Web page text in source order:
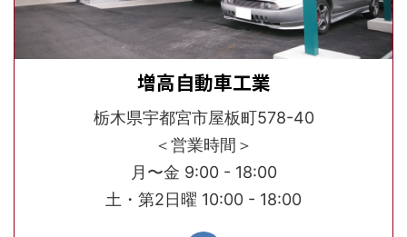
増高自動車工業
栃木県宇都宮市屋板町578-40
＜営業時間＞
月〜金 9:00 - 18:00
土・第2日曜 10:00 - 18:00